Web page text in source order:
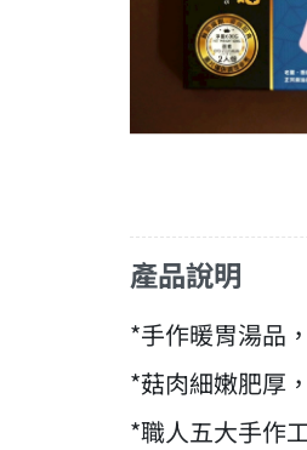
產品說明
*手作暖胃湯品
*菇肉細嫩肥厚
*職人五大手作